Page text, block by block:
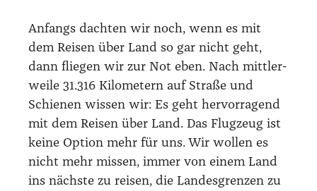
Anfangs dach­ten wir noch, wenn es mit
dem Rei­sen über Land so gar nicht geht,
dann flie­gen wir zur Not eben. Nach mitt­ler­
wei­le 31.316 Kilo­me­tern auf Stra­ße und
Schie­nen wis­sen wir: Es geht her­vor­ra­gend
mit dem Rei­sen über Land. Das Flug­zeug ist
kei­ne Opti­on mehr für uns. Wir wol­len es
nicht mehr mis­sen, immer von einem Land
ins nächs­te zu rei­sen, die Lan­des­gren­zen zu